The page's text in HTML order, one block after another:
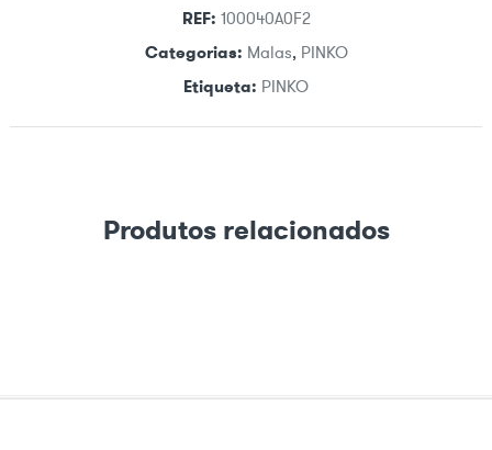
REF: 100040A0F2
Categorias: Malas, PINKO
Etiqueta: PINKO
Produtos relacionados